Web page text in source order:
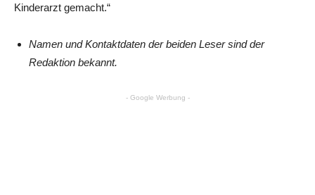
Kinderarzt gemacht.“
Namen und Kontaktdaten der beiden Leser sind der
Redaktion bekannt.
- Google Werbung -